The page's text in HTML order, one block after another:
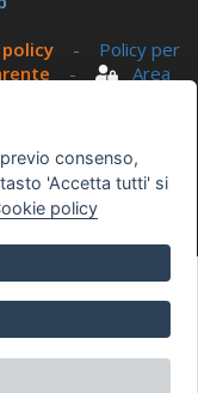
- Policy per
-
Area
UTENTI CON
italiana ad Alta
consenso,
'Accetta tutti' si
policy